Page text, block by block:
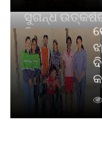
ସୁଗନ୍ଧ
ପିୟୋର୍‌
ନବସୃଜନ
ବାଉଁଶ ବିହୀନ କଠିନ ଧୂପ
ଦୀର୍ଘସ୍ଥାୟିତା ଏବଂ